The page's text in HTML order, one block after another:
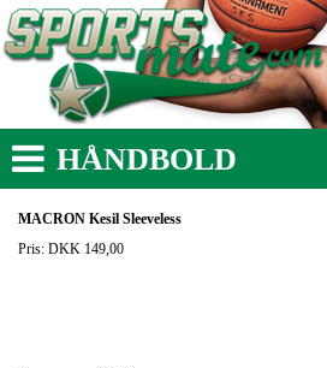
HÅNDBOLD
MACRON Kesil Sleeveless
Pris: DKK 149,00